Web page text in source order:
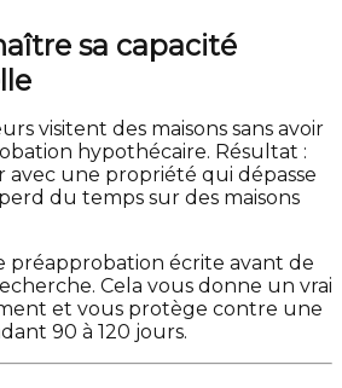
sa capacité
visitent des maisons sans avoir
hypothécaire. Résultat :
une propriété qui dépasse
du temps sur des maisons
préapprobation écrite avant de
Cela vous donne un vrai
et vous protège contre une
90 à 120 jours.